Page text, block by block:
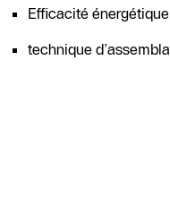
Efficacité
technique